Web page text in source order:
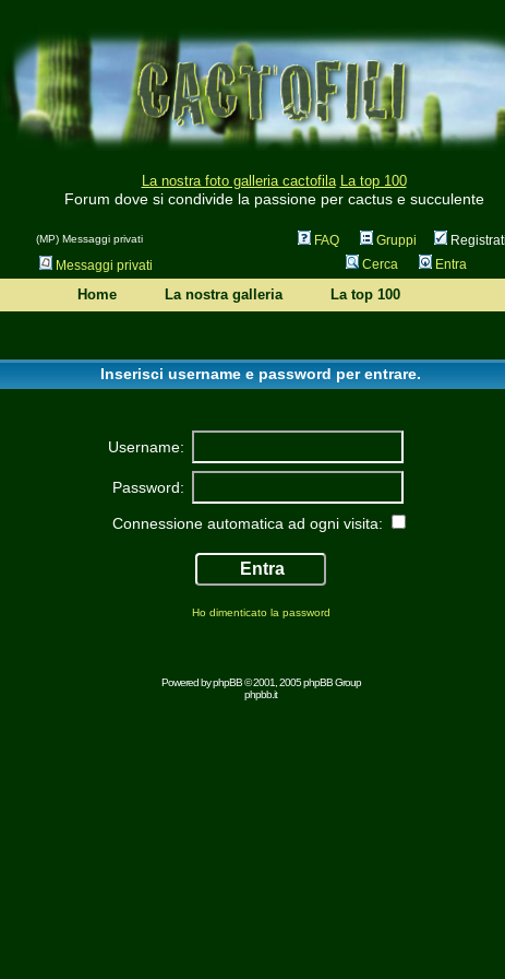
La nostra foto galleria cactofila La top 100
Forum dove si condivide la passione per cactus e succulente
(MP) Messaggi privati FAQ Gruppi
Messaggi privati
Cerca Entra
Home La nostra galleria La top 100
Inserisci username e password per entrare.
Username:
Password:
Connessione automatica ad ogni visita:
Ho dimenticato la password
Powered byphpBB© 2001, 2005 phpBB Group
phpbb.it